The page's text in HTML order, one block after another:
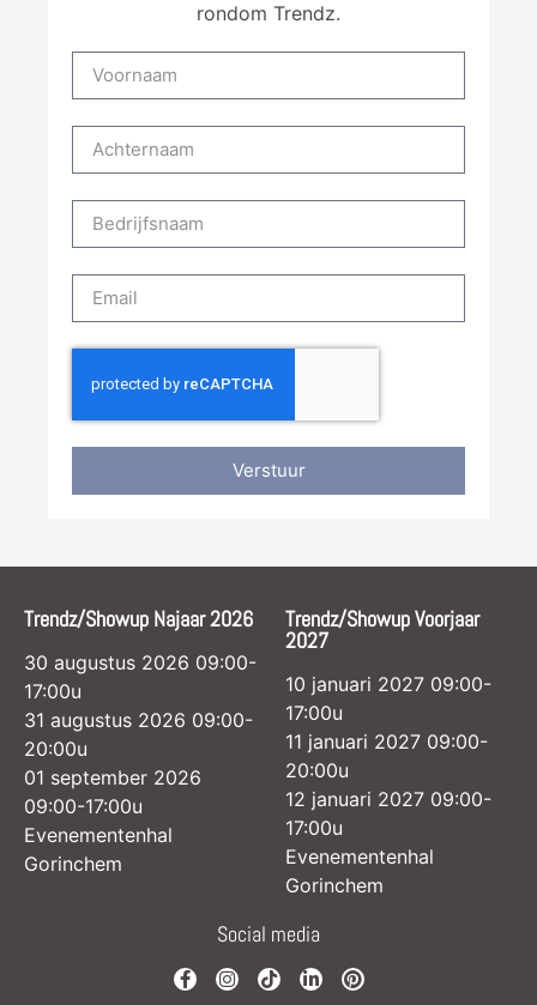
rondom Trendz.
Verstuur
Trendz/Showup Najaar 2026
30 augustus 2026 09:00-
17:00u
31 augustus 2026 09:00-
20:00u
01 september 2026
09:00-17:00u
Evenementenhal
Gorinchem
Trendz/Showup Voorjaar
2027
10 januari 2027 09:00-
17:00u
11 januari 2027 09:00-
20:00u
12 januari 2027 09:00-
17:00u
Evenementenhal
Gorinchem
Social media